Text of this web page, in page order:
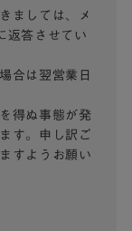
ましては、メ
返答させてい
合は翌営業日
得ぬ事態が発
す。申し訳ご
すようお願い